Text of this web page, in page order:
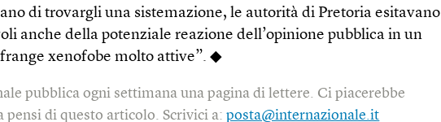
di trovargli una sistemazione, le autorità di Pretoria esitavano
anche della potenziale reazione dell’opinione pubblica in un
frange xenofobe molto attive”. ◆
pubblica ogni settimana una pagina di lettere. Ci piacerebbe
pensi di questo articolo. Scrivici a:posta@internazionale.it